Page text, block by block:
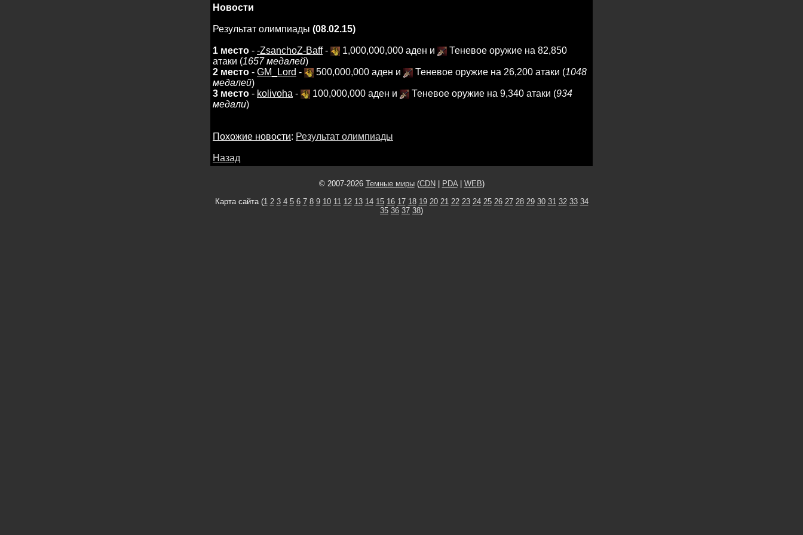
Новости
Результат олимпиады (08.02.15)
1 место - -ZsanchoZ-Baff- 1,000,000,000 аден и
Теневое оружие на 82,850
атаки (1657 медалей)
2 место - GM_Lord - 500,000,000 аден и Теневое оружие на 26,200 атаки (1048
медалей)
3 место - kolivoha - 100,000,000 аден и Теневое оружие на 9,340 атаки (934
медали)
Похожие новости: Результат олимпиады
Назад
© 2007-2026 Темные миры(CDN PDA| WEB)
Карта сайта (1 2 3 4 5 6 7 8 9 10 11 12 13 14 15 16 17 18 19 20 21 22 23 24 25 26 27 28 29 30 31 32 33 34
35 36 37 38)